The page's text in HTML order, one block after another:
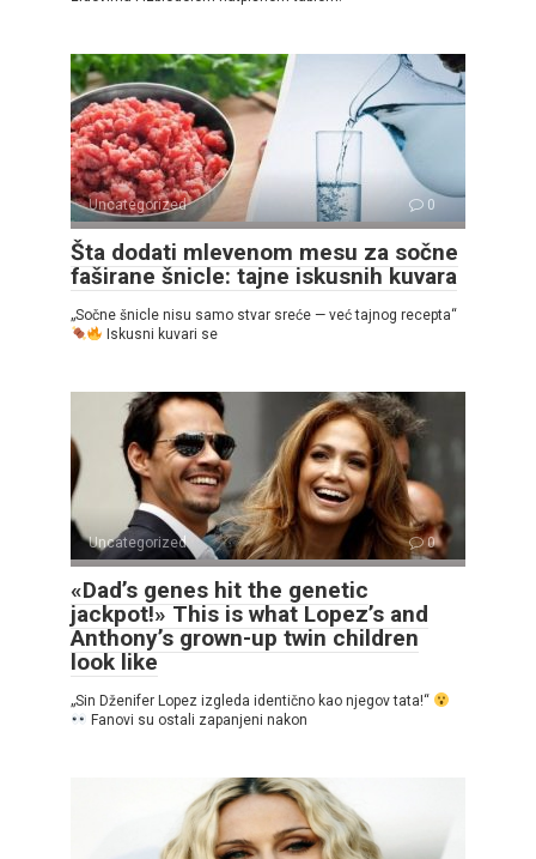
Uncategorized 0
Šta dodati mlevenom mesu za sočne
faširane šnicle: tajne iskusnih kuvara
„Sočne šnicle nisu samo stvar sreće — već tajnog recepta“
Iskusni kuvari se
Uncategorized 0
«Dad’s genes hit the genetic
jackpot!» This is what Lopez’s and
Anthony’s grown-up twin children
look like
„Sin Dženifer Lopez izgleda identično kao njegov tata!“
Fanovi su ostali zapanjeni nakon